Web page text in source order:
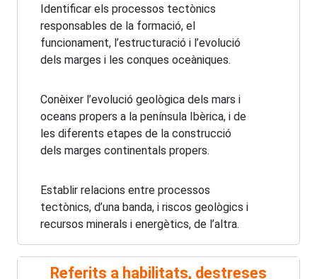
Identificar els processos tectònics
responsables de la formació, el
funcionament, l’estructuració i l’evolució
dels marges i les conques oceàniques.
Conèixer l’evolució geològica dels mars i
oceans propers a la península Ibèrica, i de
les diferents etapes de la construcció
dels marges continentals propers.
Establir relacions entre processos
tectònics, d’una banda, i riscos geològics i
recursos minerals i energètics, de l’altra.
Referits a habilitats, destreses